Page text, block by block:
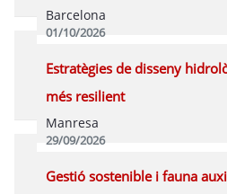
Barcelona
01/10/2026
Inscriure's Presencial
Estratègies de disseny
més resilient
Manresa
29/09/2026
Inscriure's Presencial
Gestió sostenible i fauna